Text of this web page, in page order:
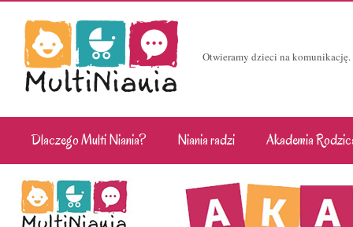
Otwieramy dzieci na
Dlaczego Multi Niania? Niania radzi Akademia